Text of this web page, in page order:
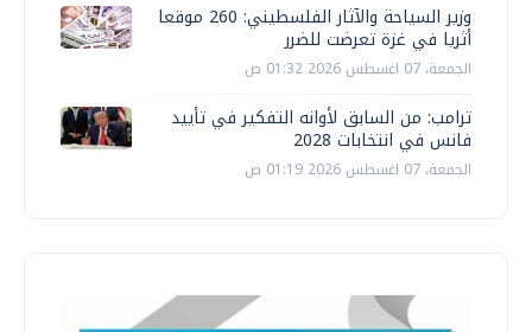
وزير السياحة والآثار الفلسطيني: 260 موقعا
أثريا في غزة تعرضت للضرر
الجمعة، 07 اغسطس 2026 01:32 ص
ترامب: من السابق لأوانه التفكير في تأييد
فانس في انتخابات 2028
الجمعة، 07 اغسطس 2026 01:19 ص